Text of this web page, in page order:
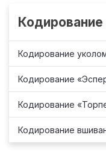
Кодирование
Кодирование
Кодирование
Кодирование
Кодирование